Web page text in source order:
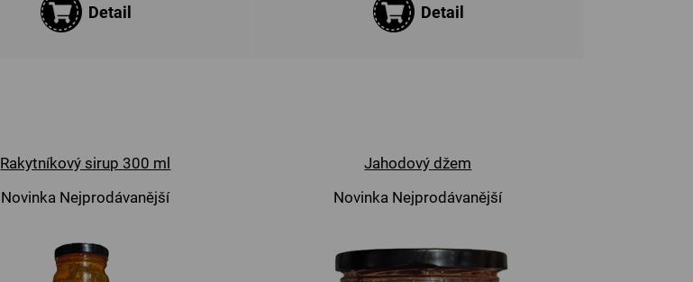
Detail Detail
Rakytníkový sirup 300 ml
Novinka Nejprodávanější
Jahodový džem
Novinka Nejprodávanější